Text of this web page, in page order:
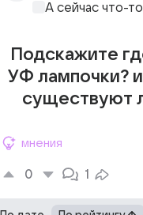
А сейчас что-
Подскажите
УФ лампочки?
существуют
мнения
0 1